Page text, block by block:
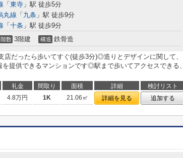
「 東寺 」駅 徒歩5分
丸線 「 九条 」駅 徒歩9分
「 十条 」駅 徒歩9分
階数 3階建 構造 鉄骨造
店だったら歩いてすぐ(徒歩3分)◎造りとデザインに関して、
を提供できるマンションです◎駅まで歩いてアクセスできる、
礼金 間取り 面積 詳細
検討リスト
4.8万円 1K 21.06㎡ 詳細を見る 追加する